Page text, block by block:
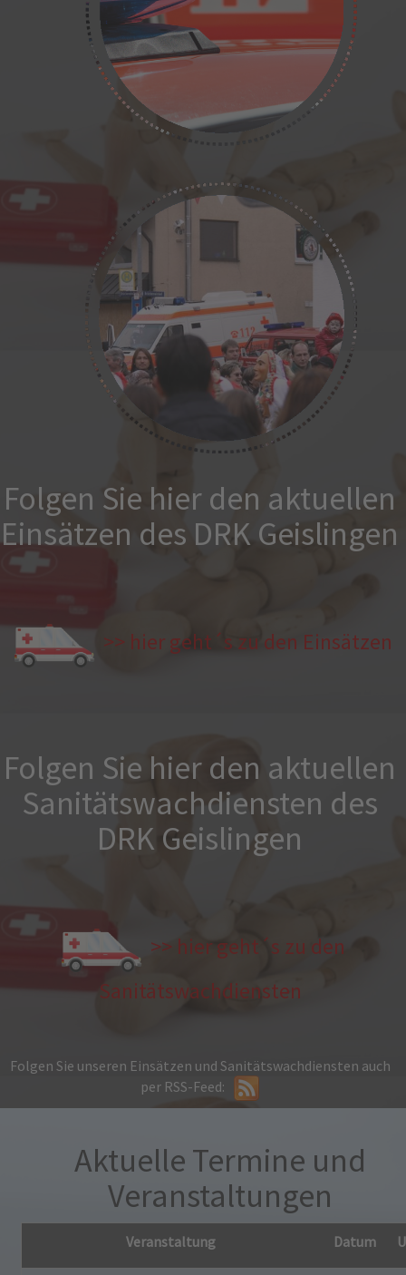
Folgen Sie hier den aktuellen
Einsätzen des DRK Geislingen
>> hier geht´s zu den Einsätzen
Folgen Sie hier den aktuellen
Sanitätswachdiensten des
DRK Geislingen
>> hier geht´s zu den
Sanitätswachdiensten
Folgen Sie unseren Einsätzen und Sanitätswachdiensten auch
per RSS-Feed:
Aktuelle Termine und
Veranstaltungen
Veranstaltung Datum